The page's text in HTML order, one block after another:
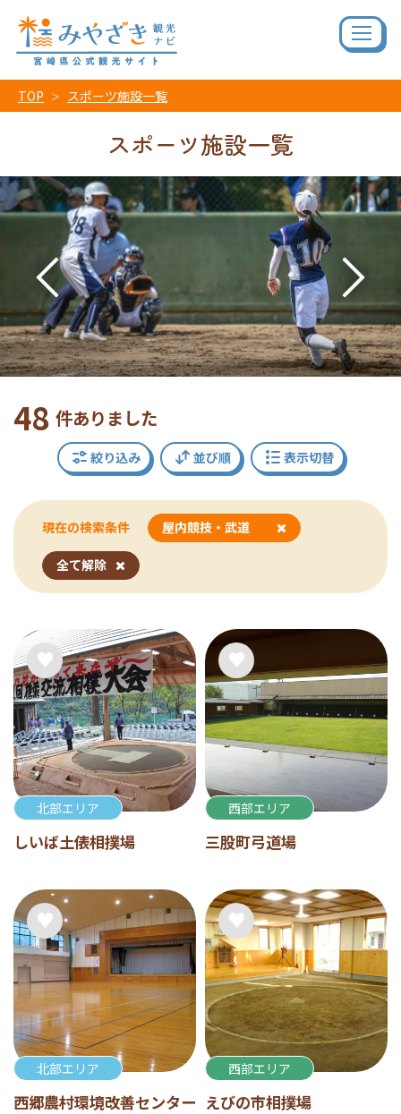
TOP スポーツ施設一覧
スポーツ施設一覧
48 件ありました
絞り込み 並び順 表示切替
現在の検索条件 屋内競技・武道
全て解除
北部エリア
しいば土俵相撲場
西部エリア
三股町弓道場
北部エリア
西郷農村環境改善センター
西部エリア
えびの市相撲場